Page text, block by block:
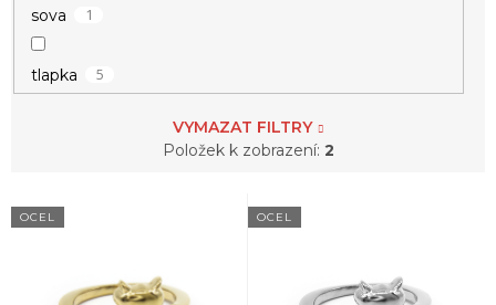
sova 1
tlapka 5
VYMAZAT FILTRY
Položek k zobrazení: 2
V
ýOCEL OCEL